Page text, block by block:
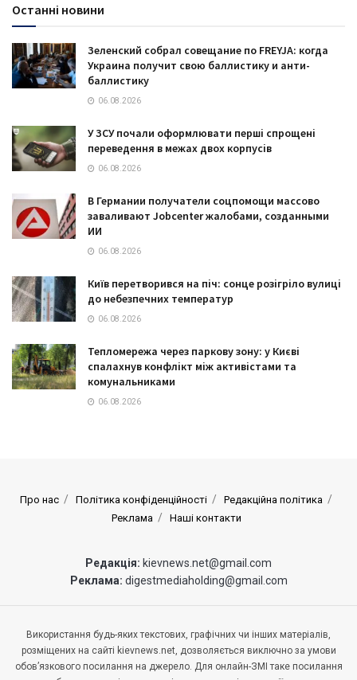
Останні новини
Зеленский собрал совещание по FREYJA: когда
Украина получит свою баллистику и анти-
баллистику
06.08.2026
У ЗСУ почали оформлювати перші спрощені
переведення в межах двох корпусів
06.08.2026
В Германии получатели соцпомощи массово
заваливают Jobcenter жалобами, созданными
ИИ
06.08.2026
Київ перетворився на піч: сонце розігріло вулиці
до небезпечних температур
06.08.2026
Тепломережа через паркову зону: у Києві
спалахнув конфлікт між активістами та
комунальниками
06.08.2026
Про нас Політика конфіденційності
Редакційна політика
Реклама
Наші контакти
Редакція: kievnews.net@gmail.com
Реклама: digestmediaholding@gmail.com
Використання будь-яких текстових, графічних чи інших матеріалів,
розміщених на сайті kievnews.net, дозволяється виключно за умови
обов’язкового посилання на джерело. Для онлайн-ЗМІ таке посилання